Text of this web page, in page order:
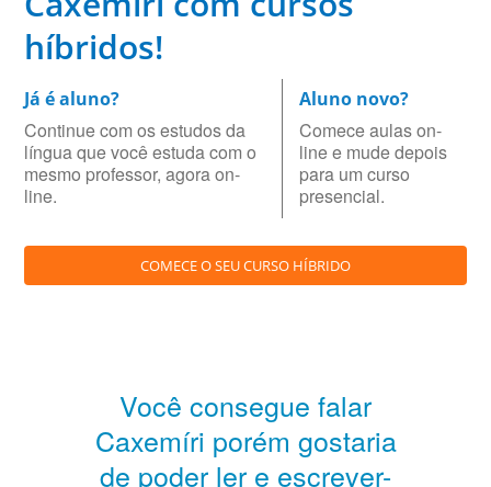
híbridos!
Já é aluno?
Continue com os estudos da
língua que você estuda com o
mesmo professor, agora on-
line.
Aluno novo?
Comece aulas on-
line e mude depois
para um curso
presencial.
COMECE O SEU CURSO HÍBRIDO
Você consegue falar
Caxemíri porém gostaria
de poder ler e escrever-